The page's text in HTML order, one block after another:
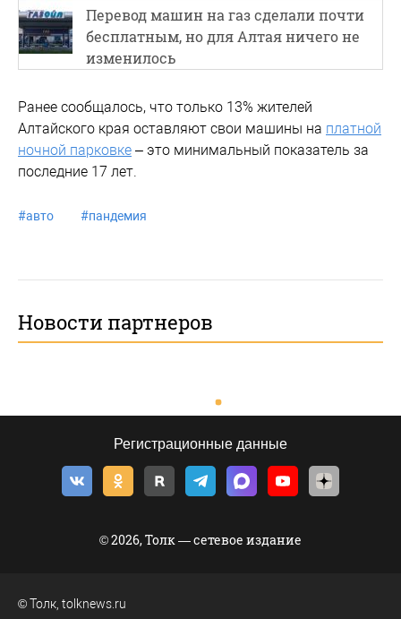
Перевод машин на газ сделали почти
бесплатным, но для Алтая ничего не
изменилось
Ранее сообщалось, что только 13% жителей
Алтайского края оставляют свои машины на платной
ночной парковке – это минимальный показатель за
последние 17 лет.
#авто #пандемия
Новости партнеров
Регистрационные данные
© 2026, Толк — сетевое издание
©Толк tolknews.ru